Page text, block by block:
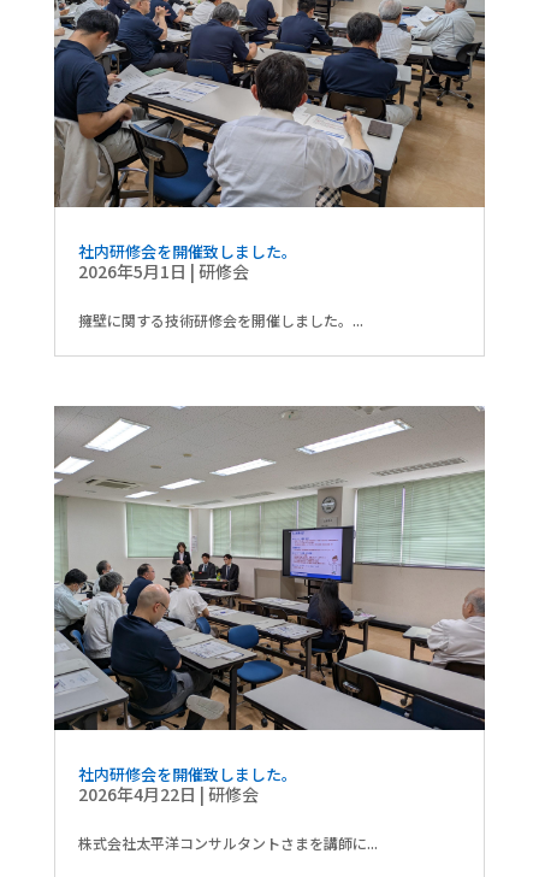
社内研修会を開催致しました。
2026年5月1日 | 研修会
擁壁に関する技術研修会を開催しました。...
社内研修会を開催致しました。
2026年4月22日 | 研修会
株式会社太平洋コンサルタントさまを講師に...